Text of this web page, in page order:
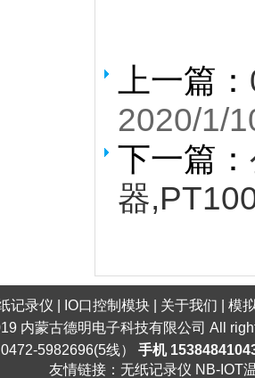
上一篇：
2020/1/
下一篇：
器
记录仪 IO口控制模块 关于我们
模
内蒙古德明电子科技有限公司 All
5982696(5线） 手机
友情链接： 无纸记录仪 NB-IOT